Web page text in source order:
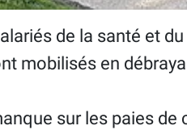
de la santé et
mobilisés en
sur les paies de